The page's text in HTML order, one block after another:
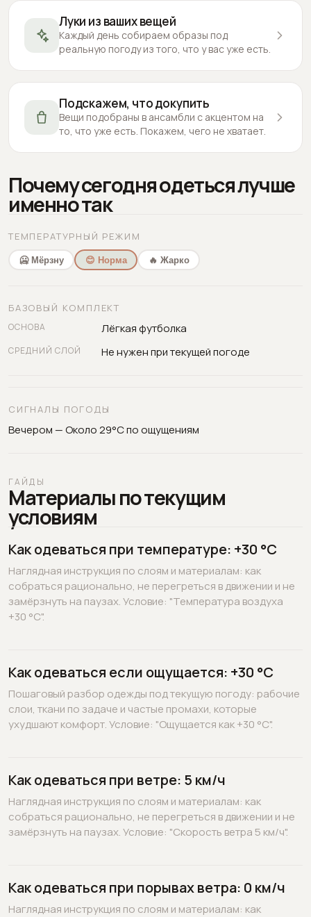
Луки из ваших вещей
Каждый день собираем образы под
реальную погоду из того, что у вас уже есть.
Подскажем, что докупить
Вещи подобраны в ансамбли с акцентом на
то, что уже есть. Покажем, чего не хватает.
Почему сегодня одеться лучше
именно так
ТЕМПЕРАТУРНЫЙ РЕЖИМ
🥶 Мёрзну 😊 Норма 🔥 Жарко
БАЗОВЫЙ КОМПЛЕКТ
ОСНОВА Лёгкая футболка
СРЕДНИЙ СЛОЙ Не нужен при текущей погоде
СИГНАЛЫ ПОГОДЫ
Вечером — Около 29°C по ощущениям
ГАЙДЫ
Материалы по текущим
условиям
Как одеваться при температуре: +30 °C
Наглядная инструкция по слоям и материалам: как
собраться рационально, не перегреться в движении и не
замёрзнуть на паузах. Условие: "Температура воздуха
+30 °C".
Как одеваться если ощущается: +30 °C
Пошаговый разбор одежды под текущую погоду: рабочие
слои, ткани по задаче и частые промахи, которые
ухудшают комфорт. Условие: "Ощущается как +30 °C".
Как одеваться при ветре: 5 км/ч
Наглядная инструкция по слоям и материалам: как
собраться рационально, не перегреться в движении и не
замёрзнуть на паузах. Условие: "Скорость ветра 5 км/ч".
Как одеваться при порывах ветра: 0 км/ч
Наглядная инструкция по слоям и материалам: как